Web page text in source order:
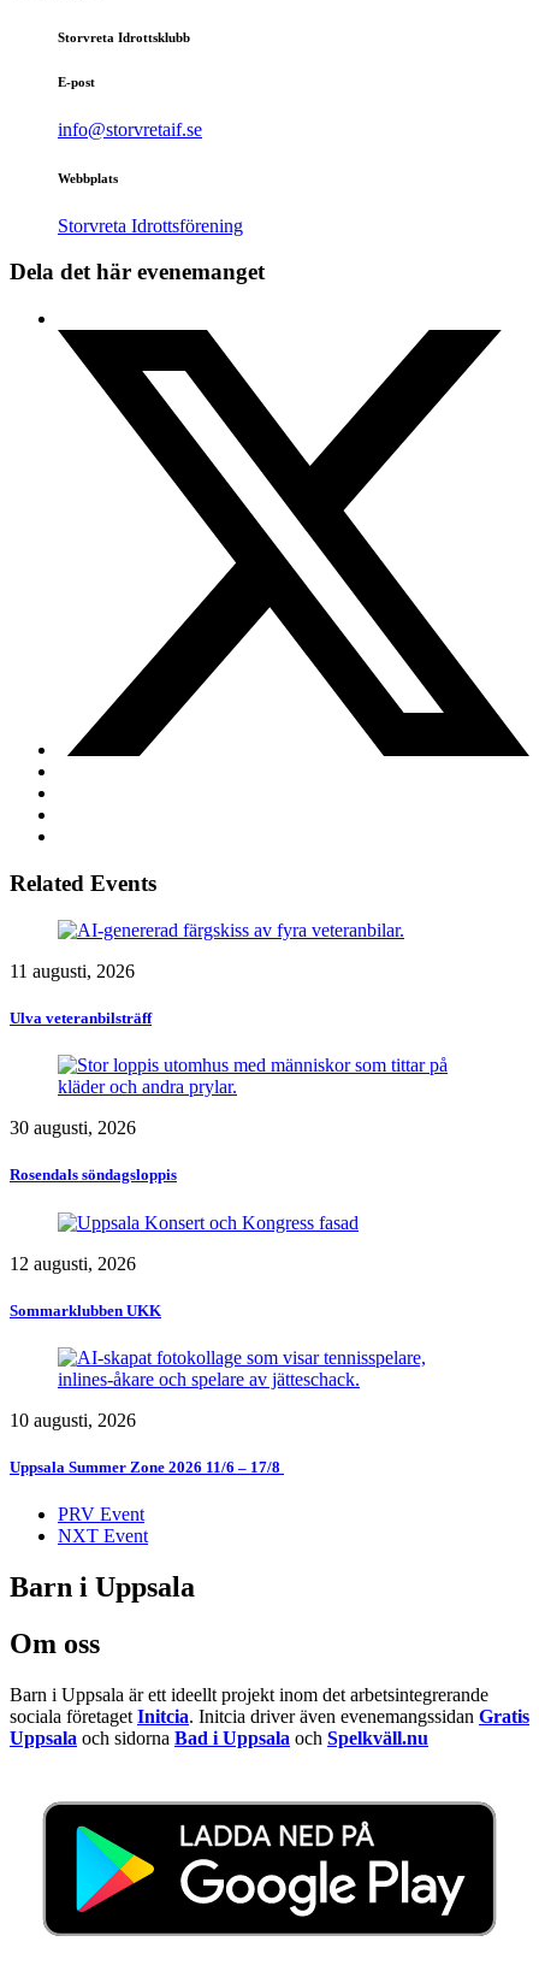
Storvreta Idrottsklubb
E-post
info@storvretaif.se
Webbplats
Storvreta Idrottsförening
Dela det här evenemanget
Related Events
11 augusti, 2026
Ulva veteranbilsträff
30 augusti, 2026
Rosendals söndagsloppis
12 augusti, 2026
Sommarklubben UKK
10 augusti, 2026
Uppsala Summer Zone 2026 11/6 – 17/8 ​
PRV Event
NXT Event
Barn i Uppsala
Om oss
Barn i Uppsala är ett ideellt projekt inom det arbetsintegrerande
sociala företaget Initcia. Initcia driver även evenemangssidan Gratis
Uppsala och sidorna Bad i Uppsala och Spelkväll.nu